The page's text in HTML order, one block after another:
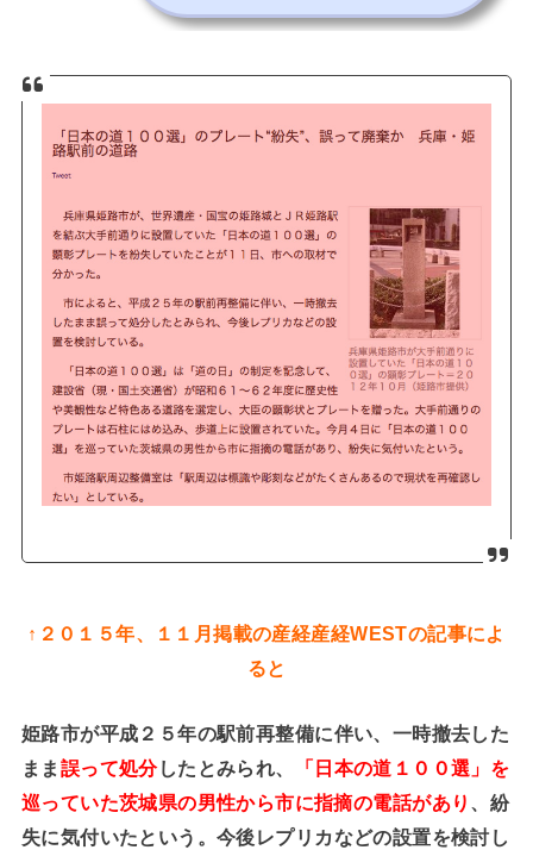
↑２０１５年、１１月掲載の産経産経WESTの記事によ
ると
姫路市が平成２５年の駅前再整備に伴い、 一時撤去した
まま 誤って処分したとみられ、
「日本の道１００選」を
巡っていた茨城県の男性から市に指摘の電話があり 、紛
失に気付いたという。今後レプリカなどの設置を検討し